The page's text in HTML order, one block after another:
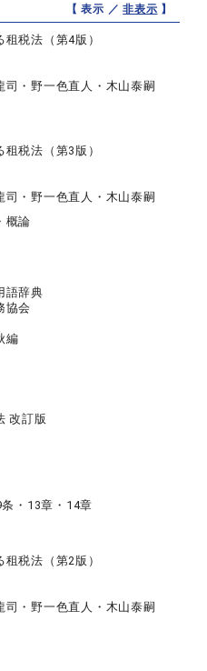
【 表示 ／非表示 】
税法（第4版）
司・野一色直人・木山泰嗣
税法（第3版）
司・野一色直人・木山泰嗣
概論
辞典
協会
編
改訂版
・13章・14章
税法（第2版）
司・野一色直人・木山泰嗣